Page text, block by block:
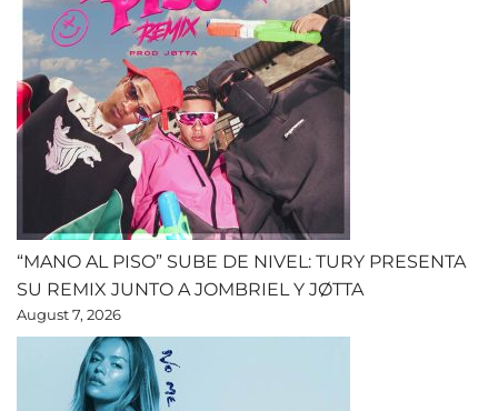
“MANO AL PISO” SUBE DE NIVEL: TURY PRESENTA
SU REMIX JUNTO A JOMBRIEL Y JØTTA
August 7, 2026